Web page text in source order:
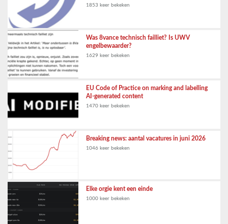
1853 keer bekeken
Was 8vance technisch failliet? Is UWV
engelbewaarder?
1629 keer bekeken
EU Code of Practice on marking and labelling
AI-generated content
1470 keer bekeken
Breaking news: aantal vacatures in juni 2026
1046 keer bekeken
Elke orgie kent een einde
1000 keer bekeken